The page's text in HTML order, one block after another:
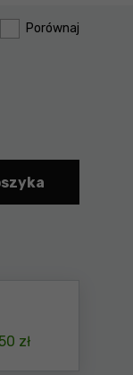
Porównaj
metalowy
zł